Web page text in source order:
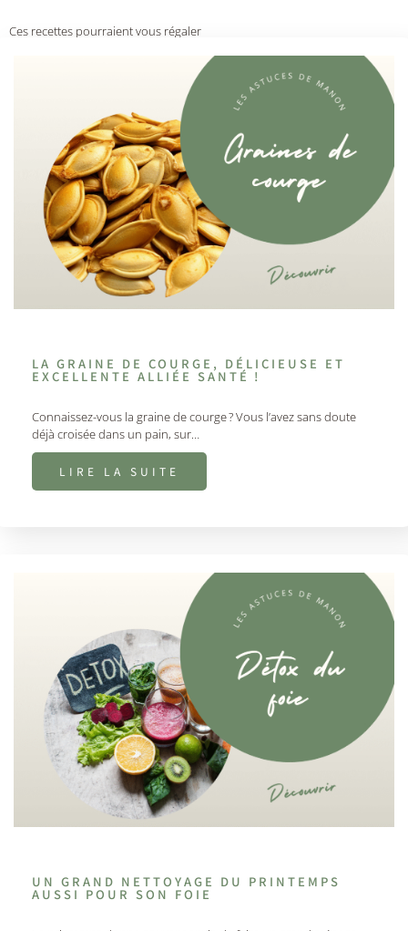
Ces recettes pourraient vous régaler
LA GRAINE DE COURGE, DÉLICIEUSE ET
EXCELLENTE ALLIÉE SANTÉ !
Connaissez-vous la graine de courge ? Vous l’avez sans doute
déjà croisée dans un pain, sur…
LIRE LA SUITE
UN GRAND NETTOYAGE DU PRINTEMPS
AUSSI POUR SON FOIE